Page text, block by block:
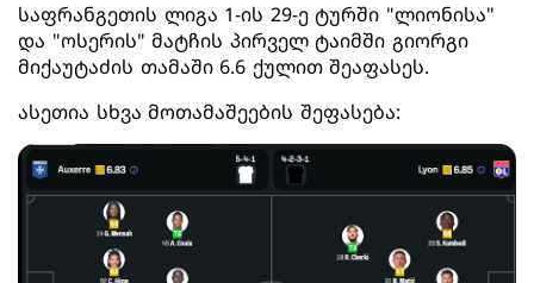
საფრანგეთის ლიგა 1-ის 29-ე ტურში "ლიონისა"
და "ოსერის" მატჩის პირველ ტაიმში გიორგი
მიქაუტაძის თამაში 6.6 ქულით შეაფასეს.
ასეთია სხვა მოთამაშეების შეფასება: